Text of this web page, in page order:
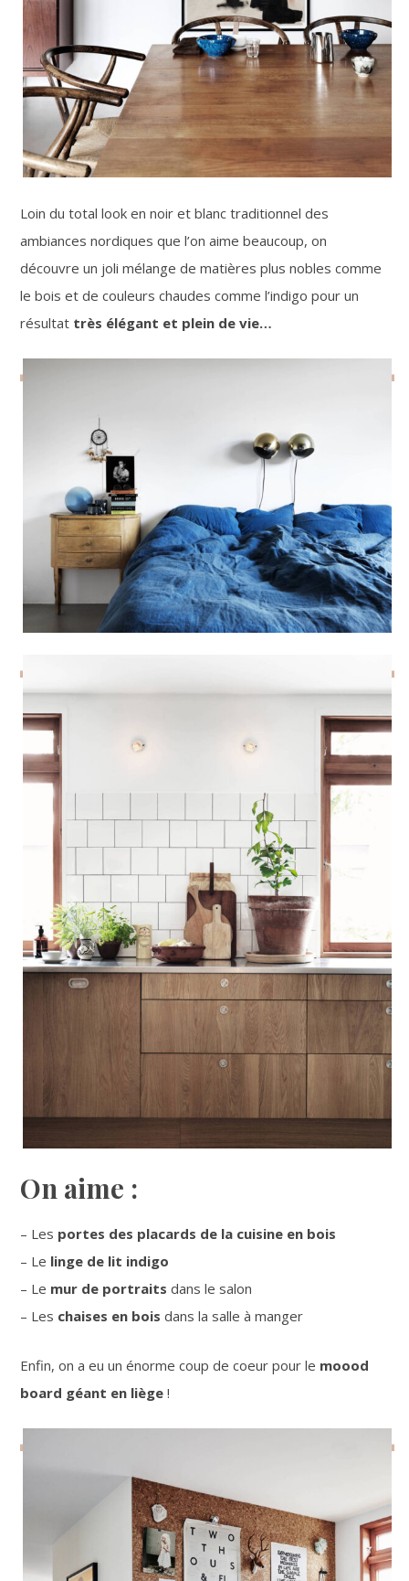
Loin du total look en noir et blanc traditionnel des
ambiances nordiques que l’on aime beaucoup, on
découvre un joli mélange de matières plus nobles comme
le bois et de couleurs chaudes comme l’indigo pour un
résultat très élégant et plein de vie…
On aime :
– Les portes des placards de la cuisine en bois
– Le linge de lit indigo
– Le mur de portraits dans le salon
– Les chaises en bois dans la salle à manger
Enfin, on a eu un énorme coup de coeur pour le moood
board géant en liège !